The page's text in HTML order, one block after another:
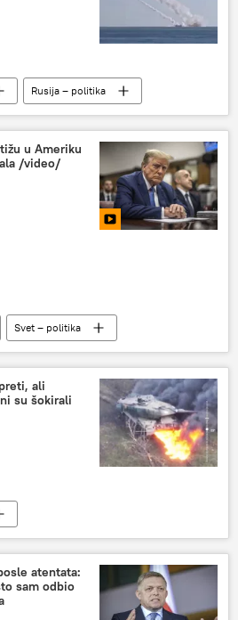
Rusija – politika
u Ameriku
/video/
Svet – politika
Analize i mišljenja
ali
su šokirali
Ukrajini – vesti
atentata:
sam odbio